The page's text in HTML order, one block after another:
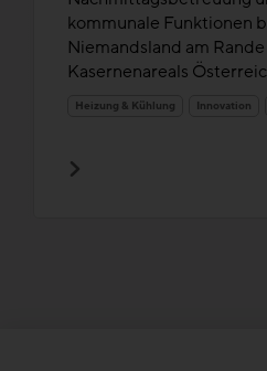
kommunale Funktionen
Niemandsland am
Kasernenareals
Heizung & Kühlung Innovation